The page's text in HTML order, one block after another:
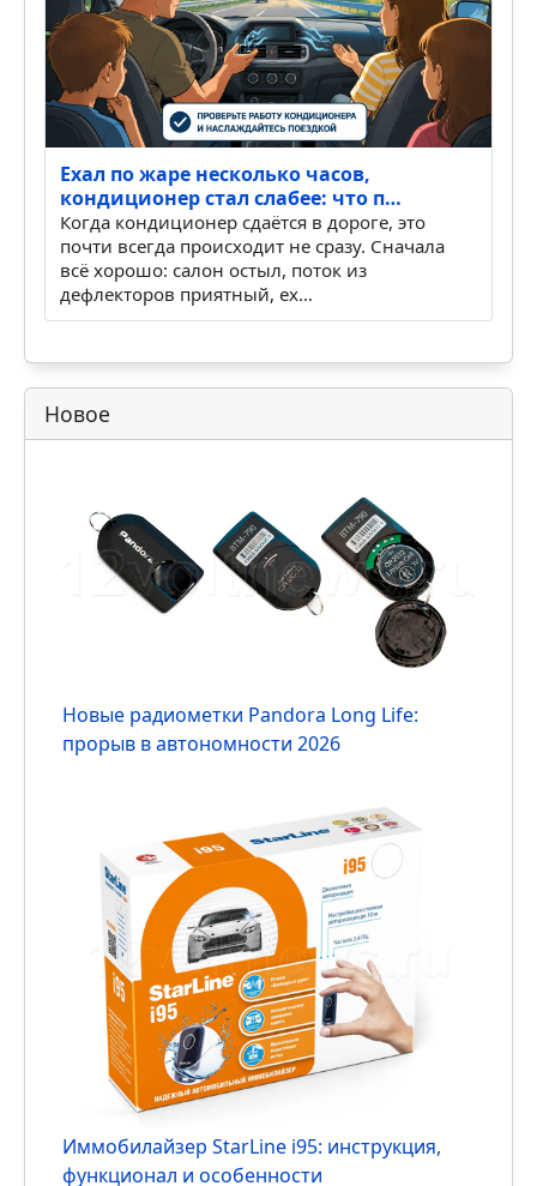
двигатель заглох: что про…
Летом такая история пугает особенно сильно.
Стоишь на светофоре, в салоне жарко,
нажимаешь кнопку кондиционера. Слышно,
как меняется звук ра…
Ехал по жаре несколько часов,
кондиционер стал слабее: что п…
почти всегда происходит не сразу. Сначала
всё хорошо: салон остыл, поток из
дефлекторов приятный, ех…
Новые радиометки Pandora Long Life:
прорыв в автономности 2026